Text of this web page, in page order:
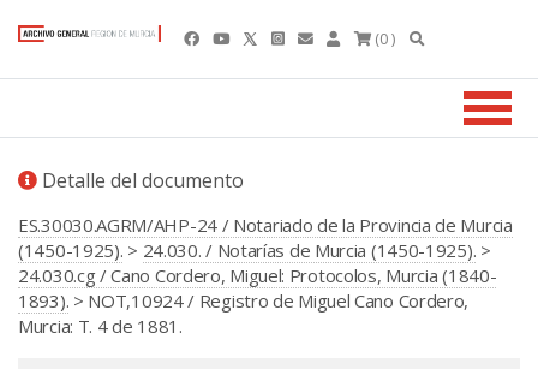
(0 )
Detalle del documento
ES.30030.AGRM/AHP-24 / Notariado de la Provincia de Murcia
(1450-1925). > 24.030. / Notarías de Murcia (1450-1925). >
24.030.cg / Cano Cordero, Miguel: Protocolos, Murcia (1840-
1893). > NOT,10924 / Registro de Miguel Cano Cordero,
Murcia: T. 4 de 1881.